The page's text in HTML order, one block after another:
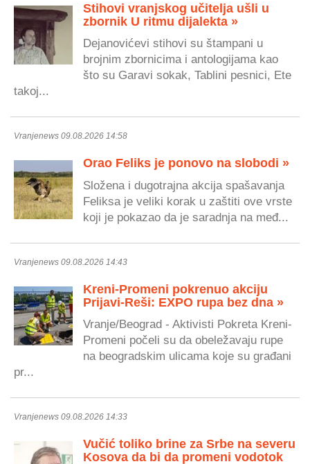
Stihovi vranjskog učitelja ušli u
zbornik U ritmu dijalekta »
Dejanovićevi stihovi su štampani u
brojnim zbornicima i antologijama kao
što su Garavi sokak, Tablini pesnici, Ete
takoj...
Vranjenews 09.08.2026 14:58
Orao Feliks je ponovo na slobodi »
Složena i dugotrajna akcija spašavanja
Feliksa je veliki korak u zaštiti ove vrste
koji je pokazao da je saradnja na međ...
Vranjenews 09.08.2026 14:43
Kreni-Promeni pokrenuo akciju
Prijavi-Reši: EXPO rupa bez dna »
Vranje/Beograd - Aktivisti Pokreta Kreni-
Promeni počeli su da obeležavaju rupe
na beogradskim ulicama koje su građani
pr...
Vranjenews 09.08.2026 14:33
Vučić toliko brine za Srbe na severu
Kosova da bi da promeni vodotok